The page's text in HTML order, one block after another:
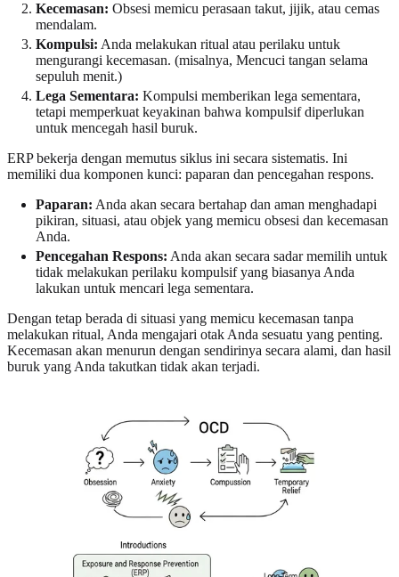
Kecemasan: Obsesi memicu perasaan takut, jijik, atau cemas
mendalam.
Kompulsi: Anda melakukan ritual atau perilaku untuk
mengurangi kecemasan. (misalnya, Mencuci tangan selama
sepuluh menit.)
Lega Sementara: Kompulsi memberikan lega sementara,
tetapi memperkuat keyakinan bahwa kompulsif diperlukan
untuk mencegah hasil buruk.
ERP bekerja dengan memutus siklus ini secara sistematis. Ini
memiliki dua komponen kunci: paparan dan pencegahan respons.
Paparan: Anda akan secara bertahap dan aman menghadapi
pikiran, situasi, atau objek yang memicu obsesi dan kecemasan
Anda.
Pencegahan Respons: Anda akan secara sadar memilih untuk
tidak melakukan perilaku kompulsif yang biasanya Anda
lakukan untuk mencari lega sementara.
Dengan tetap berada di situasi yang memicu kecemasan tanpa
melakukan ritual, Anda mengajari otak Anda sesuatu yang penting.
Kecemasan akan menurun dengan sendirinya secara alami, dan hasil
buruk yang Anda takutkan tidak akan terjadi.